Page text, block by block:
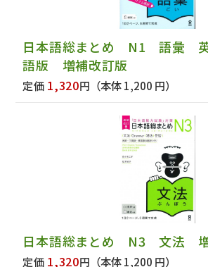
日本語総まとめ N1 語彙 英
語版 増補改訂版
定価 1,320円 （本体 1,200 円）
日本語総まとめ N3 文法
定価 1,320円 （本体 1,200 円）